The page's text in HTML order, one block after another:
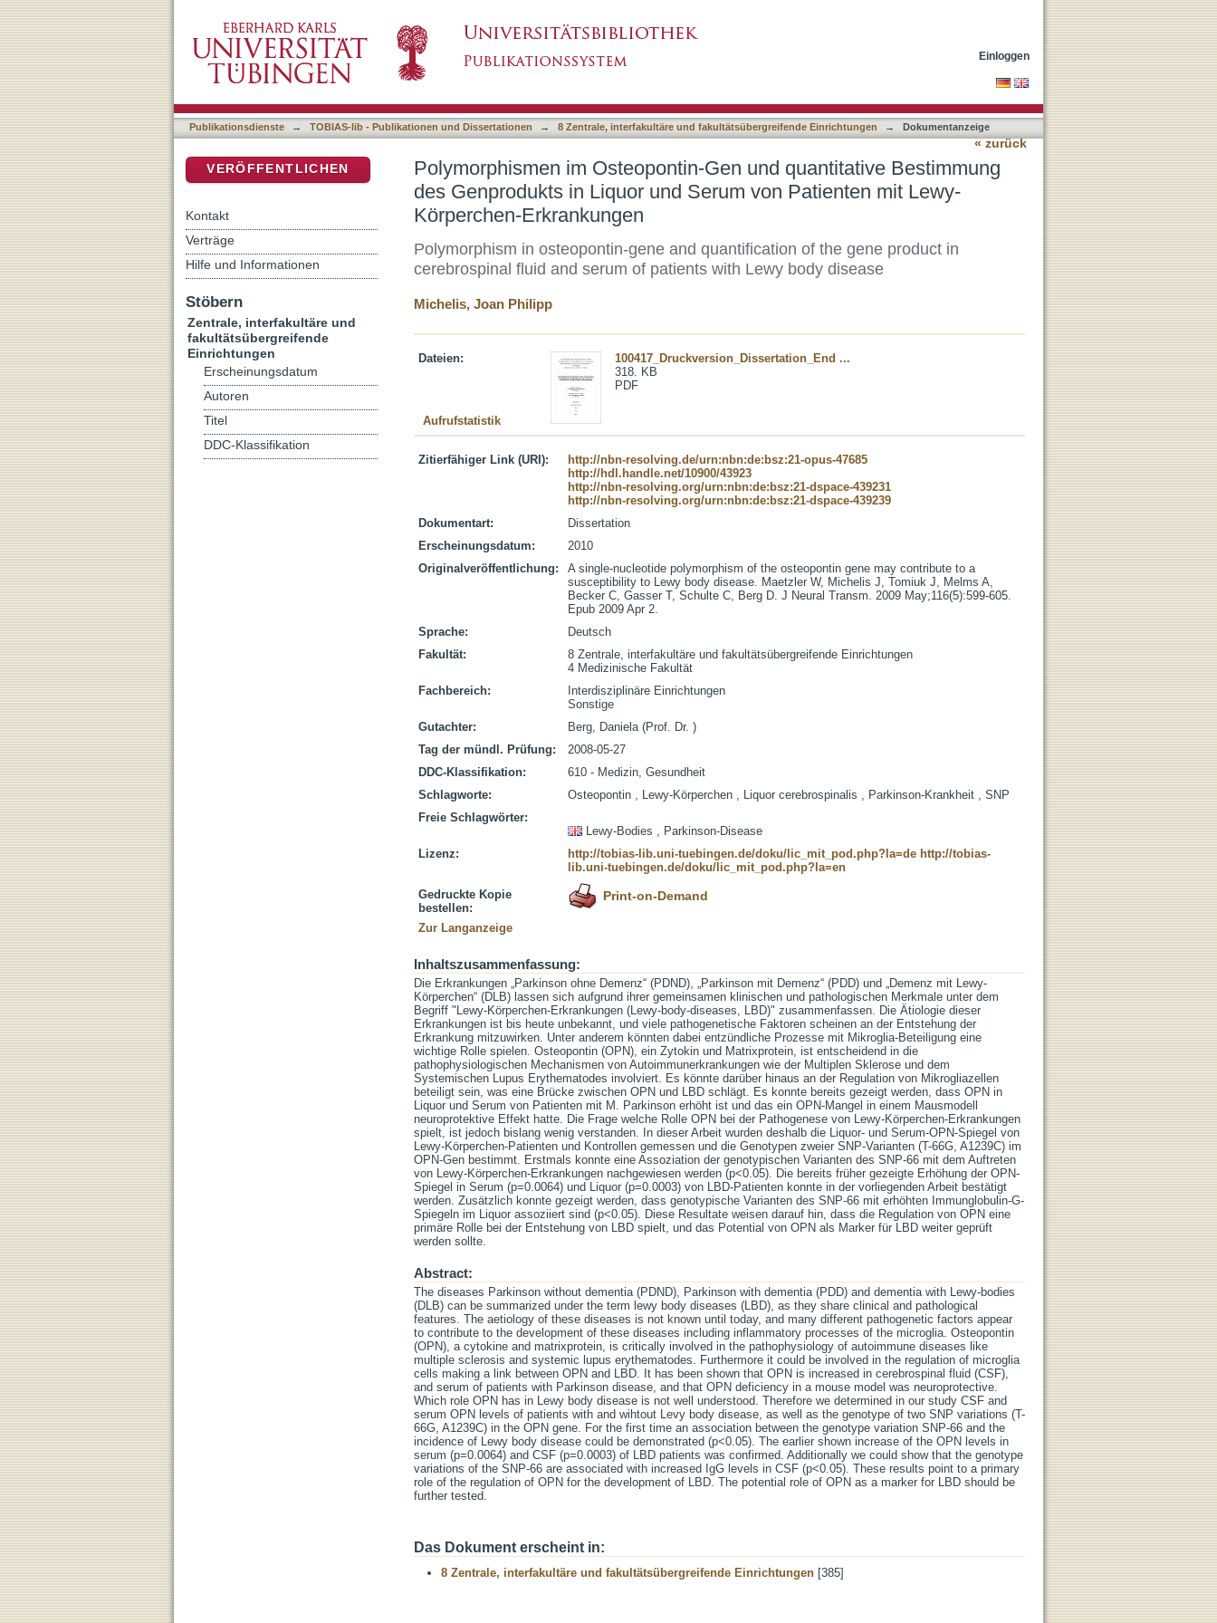
Serum von Patienten mit Lewy-Körperchen-Erkrankungen
Einloggen
Publikationsdienste → TOBIAS-lib - Publikationen und Dissertationen → 8 Zentrale, interfakultäre und fakultätsübergreifende Einrichtungen → Dokumentanzeige
« zurück
Polymorphismen im Osteopontin-Gen und quantitative Bestimmung
des Genprodukts in Liquor und Serum von Patienten mit Lewy-
Körperchen-Erkrankungen
Polymorphism in osteopontin-gene and quantification of the gene product in
cerebrospinal fluid and serum of patients with Lewy body disease
Michelis, Joan Philipp
Dateien:
100417_Druckversion_Dissertation_End ...
318. KB
PDF
Aufrufstatistik
Zitierfähiger Link (URI):
http://nbn-resolving.de/urn:nbn:de:bsz:21-opus-47685
http://hdl.handle.net/10900/43923
http://nbn-resolving.org/urn:nbn:de:bsz:21-dspace-439231
http://nbn-resolving.org/urn:nbn:de:bsz:21-dspace-439239
Dokumentart:
Dissertation
Erscheinungsdatum:
2010
Originalveröffentlichung:
A single-nucleotide polymorphism of the osteopontin gene may contribute to a
susceptibility to Lewy body disease. Maetzler W, Michelis J, Tomiuk J, Melms A,
Becker C, Gasser T, Schulte C, Berg D. J Neural Transm. 2009 May;116(5):599-605.
Epub 2009 Apr 2.
Sprache:
Deutsch
Fakultät:
8 Zentrale, interfakultäre und fakultätsübergreifende Einrichtungen
4 Medizinische Fakultät
Fachbereich:
Interdisziplinäre Einrichtungen
Sonstige
Gutachter:
Berg, Daniela (Prof. Dr. )
Tag der mündl. Prüfung:
2008-05-27
DDC-Klassifikation:
610 - Medizin, Gesundheit
Schlagworte:
Osteopontin , Lewy-Körperchen , Liquor cerebrospinalis , Parkinson-Krankheit , SNP
Freie Schlagwörter:
Lewy-Bodies , Parkinson-Disease
Lizenz:
http://tobias-lib.uni-tuebingen.de/doku/lic_mit_pod.php?la=de http://tobias-
lib.uni-tuebingen.de/doku/lic_mit_pod.php?la=en
Gedruckte Kopie
bestellen:
Print-on-Demand
Zur Langanzeige
Inhaltszusammenfassung:
Die Erkrankungen „Parkinson ohne Demenz“ (PDND), „Parkinson mit Demenz“ (PDD) und „Demenz mit Lewy-
Körperchen“ (DLB) lassen sich aufgrund ihrer gemeinsamen klinischen und pathologischen Merkmale unter dem
Begriff "Lewy-Körperchen-Erkrankungen (Lewy-body-diseases, LBD)" zusammenfassen. Die Ätiologie dieser
Erkrankungen ist bis heute unbekannt, und viele pathogenetische Faktoren scheinen an der Entstehung der
Erkrankung mitzuwirken. Unter anderem könnten dabei entzündliche Prozesse mit Mikroglia-Beteiligung eine
wichtige Rolle spielen. Osteopontin (OPN), ein Zytokin und Matrixprotein, ist entscheidend in die
pathophysiologischen Mechanismen von Autoimmunerkrankungen wie der Multiplen Sklerose und dem
Systemischen Lupus Erythematodes involviert. Es könnte darüber hinaus an der Regulation von Mikrogliazellen
beteiligt sein, was eine Brücke zwischen OPN und LBD schlägt. Es konnte bereits gezeigt werden, dass OPN in
Liquor und Serum von Patienten mit M. Parkinson erhöht ist und das ein OPN-Mangel in einem Mausmodell
neuroprotektive Effekt hatte. Die Frage welche Rolle OPN bei der Pathogenese von Lewy-Körperchen-Erkrankungen
spielt, ist jedoch bislang wenig verstanden. In dieser Arbeit wurden deshalb die Liquor- und Serum-OPN-Spiegel von
Lewy-Körperchen-Patienten und Kontrollen gemessen und die Genotypen zweier SNP-Varianten (T-66G, A1239C) im
OPN-Gen bestimmt. Erstmals konnte eine Assoziation der genotypischen Varianten des SNP-66 mit dem Auftreten
von Lewy-Körperchen-Erkrankungen nachgewiesen werden (p<0.05). Die bereits früher gezeigte Erhöhung der OPN-
Spiegel in Serum (p=0.0064) und Liquor (p=0.0003) von LBD-Patienten konnte in der vorliegenden Arbeit bestätigt
werden. Zusätzlich konnte gezeigt werden, dass genotypische Varianten des SNP-66 mit erhöhten Immunglobulin-G-
Spiegeln im Liquor assoziiert sind (p<0.05). Diese Resultate weisen darauf hin, dass die Regulation von OPN eine
primäre Rolle bei der Entstehung von LBD spielt, und das Potential von OPN als Marker für LBD weiter geprüft
werden sollte.
Abstract:
The diseases Parkinson without dementia (PDND), Parkinson with dementia (PDD) and dementia with Lewy-bodies
(DLB) can be summarized under the term lewy body diseases (LBD), as they share clinical and pathological
features. The aetiology of these diseases is not known until today, and many different pathogenetic factors appear
to contribute to the development of these diseases including inflammatory processes of the microglia. Osteopontin
(OPN), a cytokine and matrixprotein, is critically involved in the pathophysiology of autoimmune diseases like
multiple sclerosis and systemic lupus erythematodes. Furthermore it could be involved in the regulation of microglia
cells making a link between OPN and LBD. It has been shown that OPN is increased in cerebrospinal fluid (CSF),
and serum of patients with Parkinson disease, and that OPN deficiency in a mouse model was neuroprotective.
Which role OPN has in Lewy body disease is not well understood. Therefore we determined in our study CSF and
serum OPN levels of patients with and wihtout Levy body disease, as well as the genotype of two SNP variations (T-
66G, A1239C) in the OPN gene. For the first time an association between the genotype variation SNP-66 and the
incidence of Lewy body disease could be demonstrated (p<0.05). The earlier shown increase of the OPN levels in
serum (p=0.0064) and CSF (p=0.0003) of LBD patients was confirmed. Additionally we could show that the genotype
variations of the SNP-66 are associated with increased IgG levels in CSF (p<0.05). These results point to a primary
role of the regulation of OPN for the development of LBD. The potential role of OPN as a marker for LBD should be
further tested.
Das Dokument erscheint in:
8 Zentrale, interfakultäre und fakultätsübergreifende Einrichtungen [385]
VERÖFFENTLICHEN
Kontakt
Verträge
Hilfe und Informationen
Stöbern
Zentrale, interfakultäre und
fakultätsübergreifende
Einrichtungen
Erscheinungsdatum
Autoren
Titel
DDC-Klassifikation